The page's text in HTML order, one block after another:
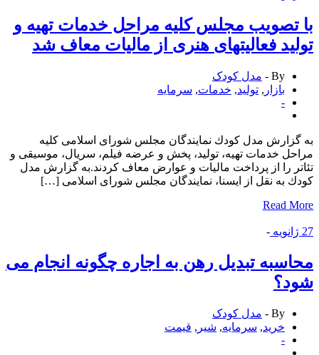
تصویب مجلس كلیه مراحل خدمات تهیه و
فعالیتهای هنری از مالیات معاف شد
By -
مدل کودک
بازار
,تولید ,خدمات,سرمایه
مدل كودك نمایندگان مجلس شورای اسلامی كلیه
خدمات تهیه، تولید، پخش و عرضه فیلم، سریال، موسیقی و
را از پرداخت مالیات و عوارض معاف كردند.به گزارش مدل
به نقل از ایسنا، نمایندگان مجلس شورای اسلامی […]
Read
-
تبدیل رهن به اجاره چگونه انجام می
By -
مدل کودک
خرید
,سرمایه ,شیر ,قیمت